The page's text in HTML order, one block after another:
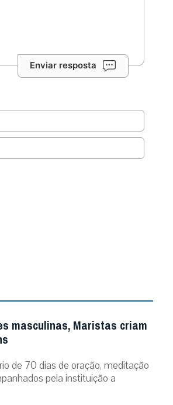
Enviar resposta
masculinas, Maristas criam
de 70 dias de oração, meditação
pela instituição a